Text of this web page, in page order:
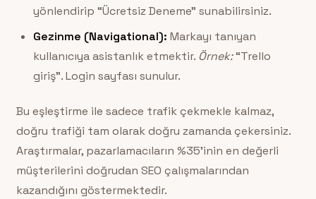
yönlendirip “Ücretsiz Deneme” sunabilirsiniz.
Gezinme (Navigational): Markayı tanıyan
kullanıcıya asistanlık etmektir. Örnek:“Trello
giriş”. Login sayfası sunulur.
Bu eşleştirme ile sadece trafik çekmekle kalmaz,
doğru trafiği tam olarak doğru zamanda çekersiniz.
Araştırmalar, pazarlamacıların %35’inin en değerli
müşterilerini doğrudan SEO çalışmalarından
kazandığını göstermektedir.